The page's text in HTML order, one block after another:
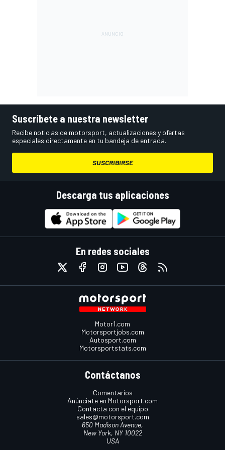
Suscríbete a nuestra newsletter
Recibe noticias de motorsport, actualizaciones y ofertas
especiales directamente en tu bandeja de entrada.
SUSCRIBIRSE
Descarga tus aplicaciones
En redes sociales
Motor1.com
Motorsportjobs.com
Autosport.com
Motorsportstats.com
Contáctanos
Comentarios
Anúnciate en Motorsport.com
Contacta con el equipo
sales@motorsport.com
650 Madison Avenue,
New York, NY 10022
USA